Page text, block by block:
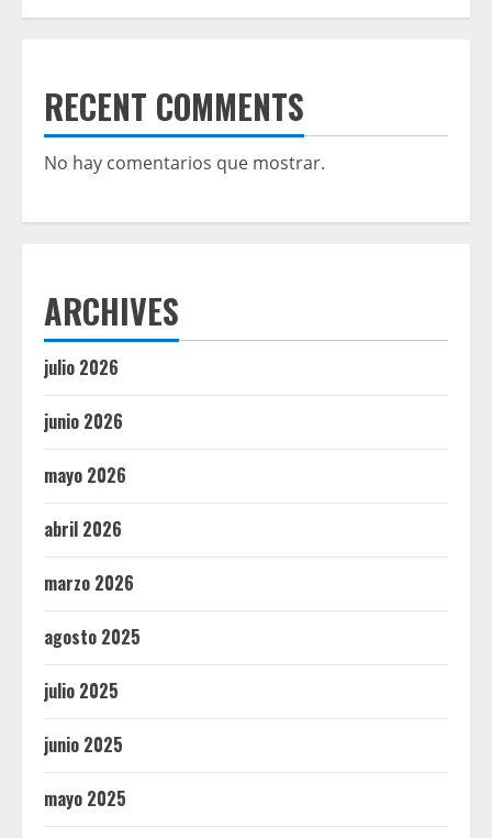
RECENT COMMENTS
No hay comentarios que mostrar.
ARCHIVES
julio 2026
junio 2026
mayo 2026
abril 2026
marzo 2026
agosto 2025
julio 2025
junio 2025
mayo 2025